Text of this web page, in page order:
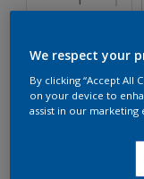
Op dit moment
te bestellen.
er hard aan om
We respect your
By clicking “Accept All
on your device to
assist in our marketing